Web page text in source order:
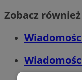
Zobacz również